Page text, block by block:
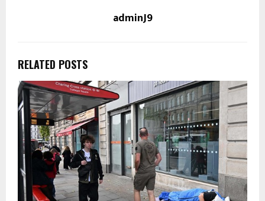
adminJ9
RELATED POSTS